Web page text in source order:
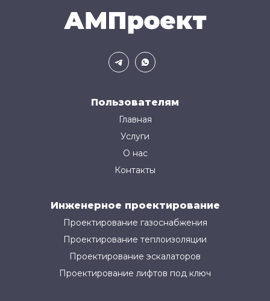
Пользователям
Главная
Услуги
О нас
Контакты
Инженерное проектирование
Проектирование газоснабжения
Проектирование теплоизоляции
Проектирование эскалаторов
Проектирование лифтов под ключ